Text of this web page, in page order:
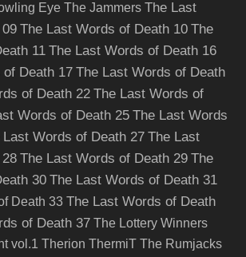
Eye The Jammers The Last
The Last Words of Death 10 The
11 The Last Words of Death 16
Death 17 The Last Words of Death
of Death 22 The Last Words of
Words of Death 25 The Last Words
Last Words of Death 27 The Last
The Last Words of Death 29 The
30The Last Words of Death 31
Death 33 The Last Words of Death
of Death 37 The Lottery Winners
vol.1 Therion ThermiT The Rumjacks